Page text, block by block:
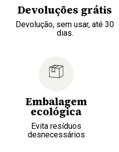
Devoluções grátis
Devolução, sem usar, até 30
dias.
Embalagem
ecológica
Evita resíduos
desnecessários